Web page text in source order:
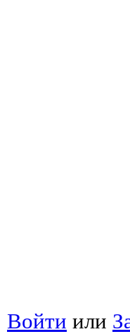
Войти или